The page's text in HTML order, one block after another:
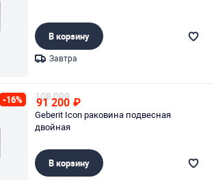
В корзину
Завтра
-16% 108 000
91 200 ₽
Geberit Icon раковина подвесная
двойная
В корзину